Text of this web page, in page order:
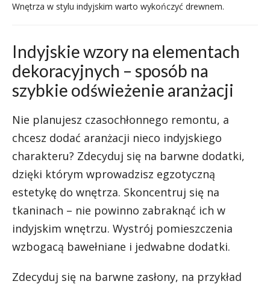
Wnętrza w stylu indyjskim warto wykończyć drewnem.
Indyjskie wzory na elementach
dekoracyjnych – sposób na
szybkie odświeżenie aranżacji
Nie planujesz czasochłonnego remontu, a
chcesz dodać aranżacji nieco indyjskiego
charakteru? Zdecyduj się na barwne dodatki,
dzięki którym wprowadzisz egzotyczną
estetykę do wnętrza. Skoncentruj się na
tkaninach – nie powinno zabraknąć ich w
indyjskim wnętrzu. Wystrój pomieszczenia
wzbogacą bawełniane i jedwabne dodatki.
Zdecyduj się na barwne zasłony, na przykład